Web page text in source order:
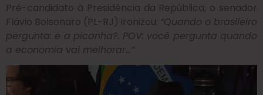
Pré-candidato à Presidência da República, o senador
Flávio Bolsonaro (PL-RJ) ironizou: “Quando o brasileiro
pergunta: e a picanha?. POV: você pergunta quando
a economia vai melhorar…”